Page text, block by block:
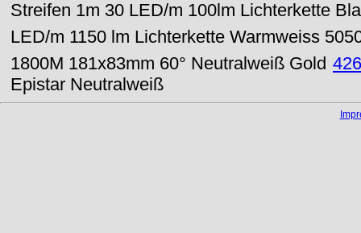
Streifen 1m 30 LED/m 100lm Lichterkette
LED/m 1150 lm Lichterkette Warmweiss
1800M 181x83mm 60° Neutralweiß Gold
Epistar Neutralweiß